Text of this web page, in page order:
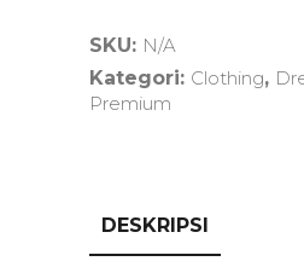
SKU: N/A
Kategori: Clothing,
Premium
DESKRIPSI